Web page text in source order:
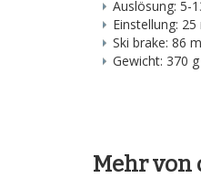
Auslösung: 5-
Einstellung:
Ski brake: 86
Gewicht: 370 g
Mehr von